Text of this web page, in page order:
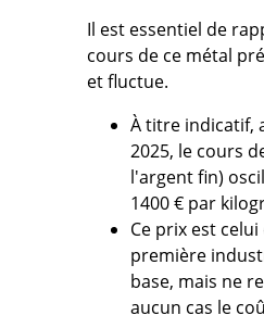
Il est essentiel de
cours de ce métal
et fluctue.
À titre indicatif,
2025, le cours
l'argent fin)
1400 € par
Ce prix est
première
base, mais ne
aucun cas le